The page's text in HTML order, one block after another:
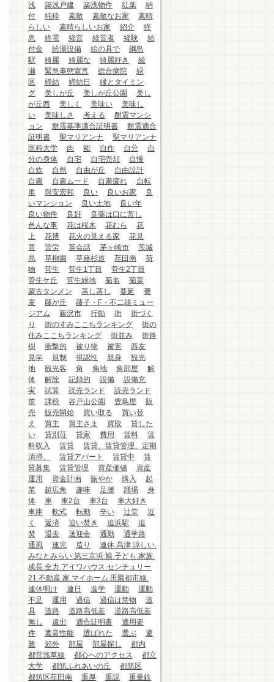
浅
築浅戸建 築浅物件 紅葉
納
付
純粋 素敵 素敵なお家
素晴
らしい
素晴らしいお家 紹介
終
息
終電 経営 経営者 経験
給
付金
給湯設備 絵の具で
綱島
駅
綺麗 綺麗な 綺麗好き
綾
瀬
緊急事態宣言 総合病院
緑
区
締結 締結日
縁とタイミン
グ
美しが丘 美しが丘公園
美し
が丘西
美しく 美味い
美味し
い
美味しさ 考える
耐震マンシ
ョン
耐震基準適合証明書
耐震適合
証明書
聖マリアンナ
聖マリアンナ
医科大学
肉 能 自作 自分
自
分の身体
自宅 自宅売却
自慢
自炊
自然 自由が丘
自由設計
自粛
自粛ムード 自粛疲れ
自転
車
與安宏和 良い 良いお家
良
いマンション
良い土地
良い年
良い物件
良好
良薬は口に苦し
色んな事
花は桜木 花むら
花
上
花博 花火の見える家
花見
苔
苦労 英会話 茅ヶ崎市
茨城
県
草柳園 草薙杉道 荏田南
荷
物
菅生 菅生1丁目
菅生2丁目
菅生ケ丘
菅生緑地 菊名
菊菜
蒙古タンメン
蒸し蒸し 蔓延
蕎
麦
藤が丘
藤子・F・不二雄ミュー
ジアム
藤沢市 行動 街
街づく
り
街のすみここちランキング
街の
住みここちランキング
街並み
街路
樹
衝撃的 被り物 被害
西友
見学
規制 視認性 親身
観光
地
観光客 角 角地 角部屋
解
体
解除 記録的 設備
設備充
実
試算 読売ランド
読売ランド
前
課税 谷戸山公園 豊島屋
販
売
販売開始 買い取る
買い替
え
買主 買主さま 買取
貸した
い
貸別荘 貸家 費用 賃料
賃
料収入
賃貸
賃貸、賃貸管理、定期
清掃、
賃貸アパート 賃貸中
賃
貸募集
賃貸管理 資産価値
資産
運用
資金計画 賑やか 購入
起
業
超広角 趣味 足腰 踊場
身
体
車 車2台 車3台
車大好き
車庫
軟式 転勤 辛い 辻堂
近
く
返済 追い焚き 追浜駅
追
焚
退去 送迎会 通勤
通学路
通風
速完 造り
連休.高津.涼しい.
みなとみらい.第三京浜.娘.子ども.家族.
成長.全力.アイワハウス.センチュリー
21.不動産.家.マイホーム.田園都市線.
連休明け
連日 進学 運動
運動
不足
運用 過信 過信は禁物
道
具
道路 道路高低差
道路高低差
無し
遠出 適合証明書
適用要
件
遮音性能 選ばれた 選ぶ
避
難
郊外 部屋 部屋探し
都内
都営浅草線
都心へのアクセス
都立
大学
都筑ふれあいの丘
都筑区
都筑区荏田南
重厚 重説
重量鉄